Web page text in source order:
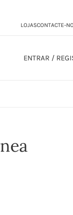
LOJASCONTACTE-
ENTRAR /